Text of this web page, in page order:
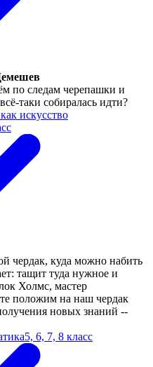
по следам черепашки и
таки собиралась идти?
искусство
чердак, куда можно набить
тащит туда нужное и
Холмс, мастер
положим на наш чердак
новых знаний --
5, 6, 7, 8 класс